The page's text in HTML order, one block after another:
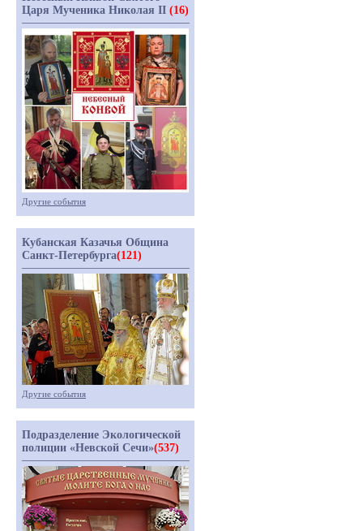
Царя Мученика Николая II (16)
Другие события
Кубанская Казачья Община
Санкт-Петербурга(121)
Другие события
Подразделение Экологической
полиции «Невской Сечи»(537)